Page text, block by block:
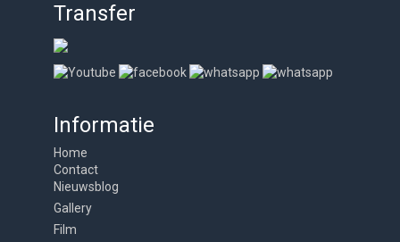
Transfer
Informatie
Home
Contact
Nieuwsblog
Gallery
Film